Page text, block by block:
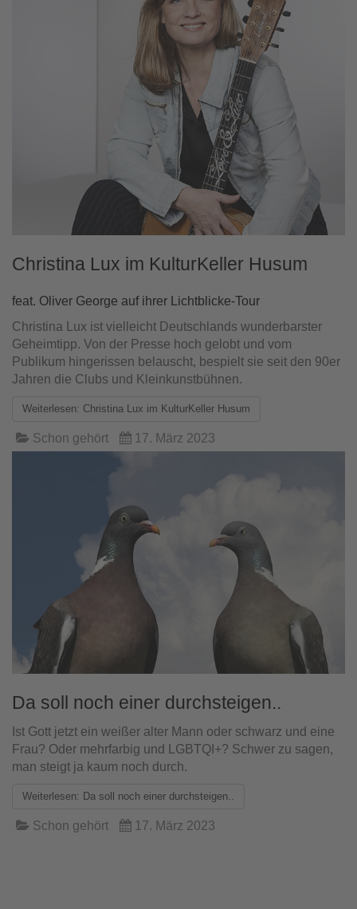
Christina Lux im KulturKeller Husum
feat. Oliver George auf ihrer Lichtblicke-Tour
Christina Lux ist vielleicht Deutschlands wunderbarster
Geheimtipp. Von der Presse hoch gelobt und vom
Publikum hingerissen belauscht, bespielt sie seit den 90er
Jahren die Clubs und Kleinkunstbühnen.
Weiterlesen: Christina Lux im KulturKeller Husum
Schon gehört 17. März 2023
Da soll noch einer durchsteigen..
Ist Gott jetzt ein weißer alter Mann oder schwarz und eine
Frau? Oder mehrfarbig und LGBTQI+? Schwer zu sagen,
man steigt ja kaum noch durch.
Weiterlesen: Da soll noch einer durchsteigen..
Schon gehört 17. März 2023